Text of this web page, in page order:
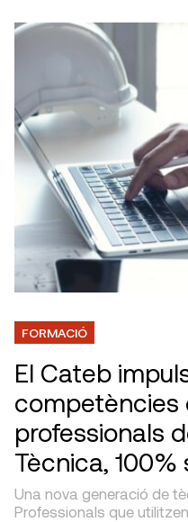
FORMACIÓ
El Cateb
competències
professionals
Tècnica,
Una nova generació de
Professionals que